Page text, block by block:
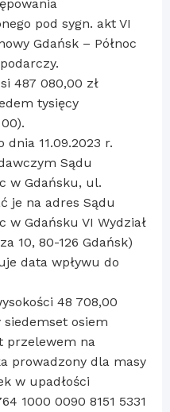
pod sygn. akt VI
Gdańsk – Północ
487 080,00 zł
tysięcy
dnia 11.09.2023 r.
Sądu
w Gdańsku, ul.
je na adres Sądu
w Gdańsku VI Wydział
10, 80-126 Gdańsk)
data wpływu do
48 708,00
osiem
przelewem na
prowadzony dla masy
w upadłości
1000 0090 8151 5331